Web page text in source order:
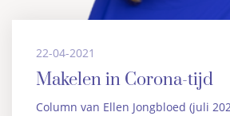
22-04-2021
Makelen in Corona-tijd
Column van Ellen Jongbloed (juli